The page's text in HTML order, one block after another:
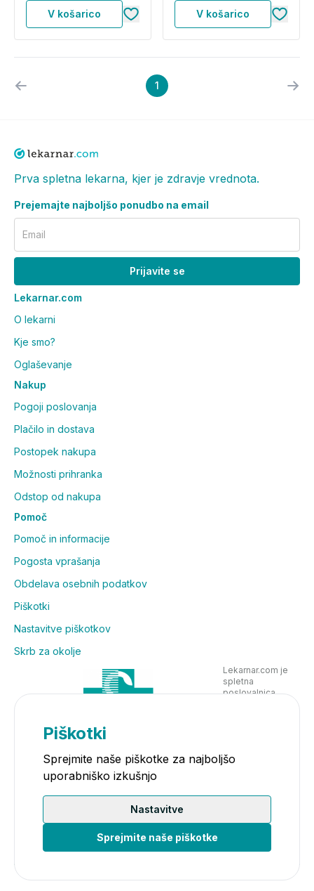
V košarico V košarico
1
Prva spletna lekarna, kjer je zdravje vrednota.
Prejemajte najboljšo ponudbo na email
Email
Prijavite se
Lekarnar.com
O lekarni
Kje smo?
Oglaševanje
Nakup
Pogoji poslovanja
Plačilo in dostava
Postopek nakupa
Možnosti prihranka
Odstop od nakupa
Pomoč
Pomoč in informacije
Pogosta vprašanja
Obdelava osebnih podatkov
Piškotki
Nastavitve piškotkov
Skrb za okolje
Lekarnar.com je
spletna
poslovalnica
Piškotki
Sprejmite naše piškotke za najboljšo
uporabniško izkušnjo
Nastavitve
Sprejmite naše piškotke